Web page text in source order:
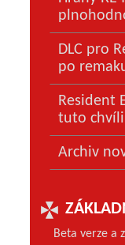
DLC pro
po
Resident
tuto
Archiv
Beta verze a